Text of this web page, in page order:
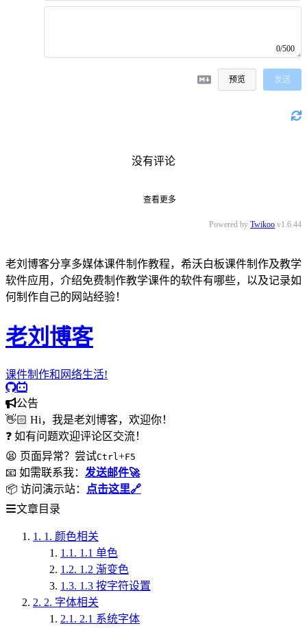
0/500
预览 发送
没有评论
查看更多
Powered by Twikoo v1.6.44
老刘博客分享多媒体课件制作教程，希沃白板课件制作及教学
软件应用，介绍免费制作教学课件的软件有哪些，以及记录如
何制作自己的网站经验！
老刘博客
课件制作和网络生活!
公告
👋🏻 Hi，我是老刘博客，欢迎你！
❓ 如有问题欢迎评论区交流！
😫 页面异常？尝试Ctrl+F5
📧 如需联系我： 发送邮件🚀
📦 访问演示站：
点击这里🔗
文章目录
1. 1. 颜色相关
1.1. 1.1 单色
1.2. 1.2 渐变色
1.3. 1.3 按字符设置
2. 2. 字体相关
2.1. 2.1 系统字体